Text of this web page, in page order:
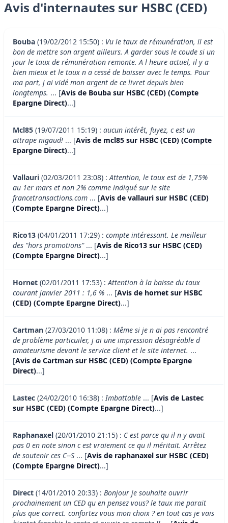
Avis d'internautes sur HSBC (CED)
Bouba (19/02/2012 15:50) : Vu le taux de rémunération, il est
bon de mettre son argent ailleurs. A garder sous le coude si un
jour le taux de rémunération remonte. A l heure actuel, il y a
bien mieux et le taux n a cessé de baisser avec le temps. Pour
ma part, j ai vidé mon argent de ce livret depuis bien
longtemps. ... [Avis de Bouba sur HSBC (CED) (Compte
Epargne Direct)...]
Mcl85 (19/07/2011 15:19) : aucun intérêt, fuyez, c est un
attrape nigaud! ... [Avis de mcl85 sur HSBC (CED) (Compte
Epargne Direct)...]
Vallauri (02/03/2011 23:08) :Attention, le taux est de 1,75%
au 1er mars et non 2% comme indiqué sur le site
francetransactions.com ... [Avis de vallauri sur HSBC (CED)
(Compte Epargne Direct)...]
Rico13 (04/01/2011 17:29) : compte intéressant. Le meilleur
des "hors promotions"... [Avis de Rico13 sur HSBC (CED)
(Compte Epargne Direct)...]
Hornet (02/01/2011 17:53) :Attention à la baisse du taux
courant janvier 2011 : 1,6 % ... [Avis de hornet sur HSBC
(CED) (Compte Epargne Direct)...]
Cartman (27/03/2010 11:08) : Même si je n ai pas rencontré
de problème particuiler, j ai une impression désagréable d
amateurisme devant le service client et le site internet. ...
[Avis de Cartman sur HSBC (CED) (Compte Epargne
Direct)...]
Lastec (24/02/2010 16:38) :Imbattable ... [Avis de Lastec
sur HSBC (CED) (Compte Epargne Direct)...]
Raphanaxel (20/01/2010 21:15) : C est parce qu il n y avait
pas 0 en note sinon c est vraiement ce qu il méritait. Arrêtez
de soutenir ces C--S ... [Avis de raphanaxel sur HSBC (CED)
(Compte Epargne Direct)...]
Direct (14/01/2010 20:33) : Bonjour je souhaite ouvrir
prochainement un CED qu en pensez vous? le taux me parait
plus que correct. confortez vous mon choix ? en tout cas je vais